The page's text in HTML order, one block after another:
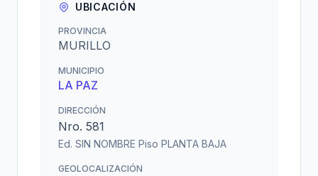
UBICACIÓN
PROVINCIA
MURILLO
MUNICIPIO
LA PAZ
DIRECCIÓN
Nro. 581
Ed. SIN NOMBRE Piso PLANTA BAJA
GEOLOCALIZACIÓN